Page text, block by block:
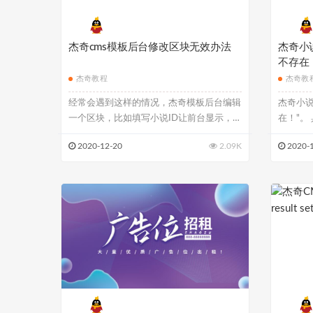
杰奇cms模板后台修改区块无效办法
杰奇教程
经常会遇到这样的情况，杰奇模板后台编辑
一个区块，比如填写小说ID让前台显示，但
2020-12-20 2.09K
杰奇小
不存在
杰奇教
杰奇小
在！"。
2020-